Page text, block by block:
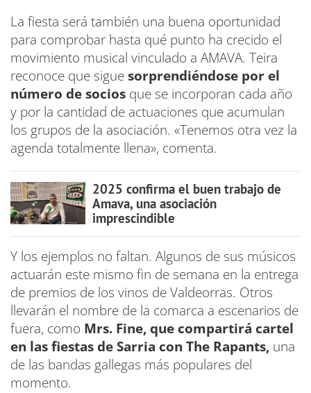
La fiesta será también una buena oportunidad
para comprobar hasta qué punto ha crecido el
movimiento musical vinculado a AMAVA. Teira
reconoce que siguesorprendiéndose por el
número de socios que se incorporan cada año
y por la cantidad de actuaciones que acumulan
los grupos de la asociación. «Tenemos otra vez la
agenda totalmente llena», comenta.
2025 confirma el buen trabajo de
Amava, una asociación
imprescindible
Y los ejemplos no faltan. Algunos de sus músicos
actuarán este mismo fin de semana en la entrega
de premios de los vinos de Valdeorras. Otros
llevarán el nombre de la comarca a escenarios de
fuera, como Mrs. Fine, que compartirá cartel
en las fiestas de Sarria con The Rapants, una
de las bandas gallegas más populares del
momento.